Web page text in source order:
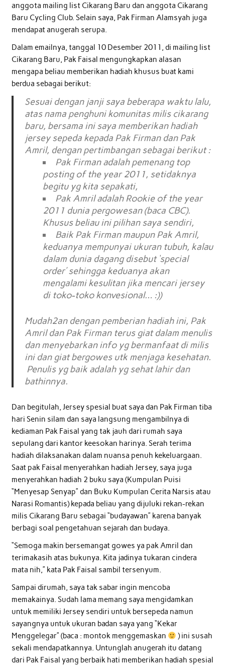
anggota mailing list Cikarang Baru dan anggota Cikarang
Baru Cycling Club. Selain saya, Pak Firman Alamsyah juga
mendapat anugerah serupa.
Dalam emailnya, tanggal 10 Desember 2011, di mailing list
Cikarang Baru, Pak Faisal mengungkapkan alasan
mengapa beliau memberikan hadiah khusus buat kami
berdua sebagai berikut:
Sesuai dengan janji saya beberapa waktu lalu,
atas nama penghuni komunitas milis cikarang
baru, bersama ini saya memberikan hadiah
jersey sepeda kepada Pak Firman dan Pak
Amril, dengan pertimbangan sebagai berikut :
Pak Firman adalah pemenang top
posting of the year 2011, setidaknya
begitu yg kita sepakati,
Pak Amril adalah Rookie of the year
2011 dunia pergowesan (baca CBC).
Khusus beliau ini pilihan saya sendiri,
Baik Pak Firman maupun Pak Amril,
keduanya mempunyai ukuran tubuh, kalau
dalam dunia dagang disebut ‘special
order’ sehingga keduanya akan
mengalami kesulitan jika mencari jersey
di toko-toko konvesional… :))
Mudah2an dengan pemberian hadiah ini, Pak
Amril dan Pak Firman terus giat dalam menulis
dan menyebarkan info yg bermanfaat di milis
ini dan giat bergowes utk menjaga kesehatan.
Penulis yg baik adalah yg sehat lahir dan
bathinnya.
Dan begitulah, Jersey spesial buat saya dan Pak Firman tiba
hari Senin silam dan saya langsung mengambilnya di
kediaman Pak Faisal yang tak jauh dari rumah saya
sepulang dari kantor keesokan harinya. Serah terima
hadiah dilaksanakan dalam nuansa penuh kekeluargaan.
Saat pak Faisal menyerahkan hadiah Jersey, saya juga
menyerahkan hadiah 2 buku saya (Kumpulan Puisi
“Menyesap Senyap” dan Buku Kumpulan Cerita Narsis atau
Narasi Romantis) kepada beliau yang dijuluki rekan-rekan
milis Cikarang Baru sebagai “budayawan” karena banyak
berbagi soal pengetahuan sejarah dan budaya.
“Semoga makin bersemangat gowes ya pak Amril dan
terimakasih atas bukunya. Kita jadinya tukaran cindera
mata nih,” kata Pak Faisal sambil tersenyum.
Sampai dirumah, saya tak sabar ingin mencoba
memakainya. Sudah lama memang saya mengidamkan
untuk memiliki Jersey sendiri untuk bersepeda namun
sayangnya untuk ukuran badan saya yang “Kekar
Menggelegar” (baca : montok menggemaskan
) ini susah
sekali mendapatkannya. Untunglah anugerah itu datang
dari Pak Faisal yang berbaik hati memberikan hadiah spesial